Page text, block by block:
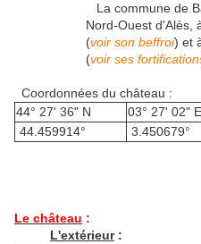
La commune de
Nord-Ouest d'Alès,
(voir son beffroi) et
(voir ses
Coordonnées du château :
44° 27' 36" N
03° 27' 02" E
44.459914°
3.450679°
Le château :
L'extérieur: